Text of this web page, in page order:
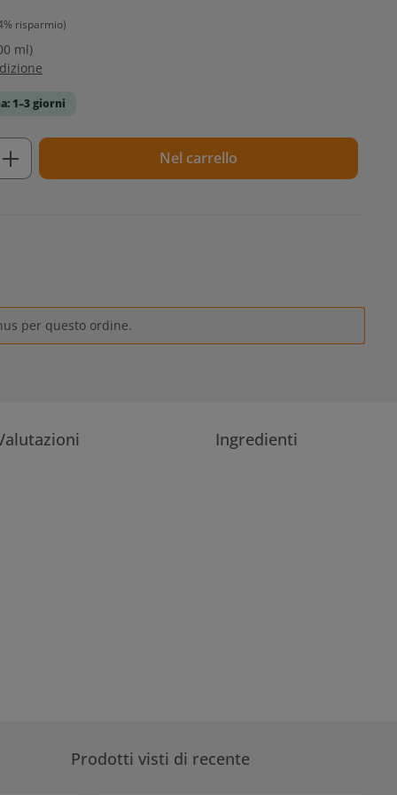
risparmio)
ml)
1–3 giorni
inserisci la quantità desiderata o
Nel carrello
per questo ordine.
Ingredienti
Prodotti visti di recente